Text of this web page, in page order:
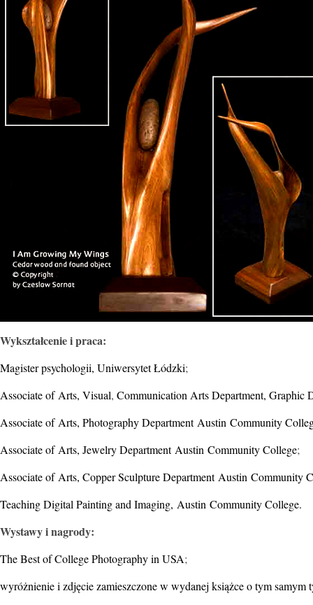
Wykształcenie i praca:
Magister psychologii, Uniwersytet Łódzki;
Associate of Arts, Visual, Communication Arts Department, Graphic
Associate of Arts, Photography Department Austin Community
Associate of Arts, Jewelry Department Austin Community College;
Associate of Arts, Copper Sculpture Department Austin Community
Teaching Digital Painting and Imaging, Austin Community College.
Wystawy i nagrody:
The Best of College Photography in USA;
wyróżnienie i zdjęcie zamieszczone w wydanej książce o tym samym